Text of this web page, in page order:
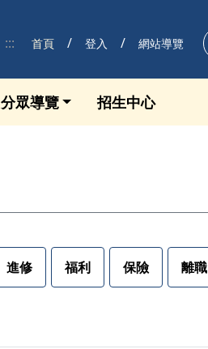
:::
首頁 登入 網站導覽
分眾導覽 招生中心
進修 福利 保險 離職